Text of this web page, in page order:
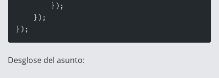
        });
    });
});
Desglose del asunto: